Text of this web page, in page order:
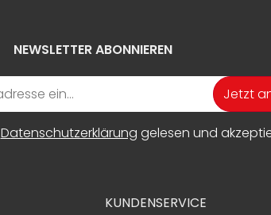
NEWSLETTER ABONNIEREN
Jetzt
Datenschutzerklärung gelesen und
KUNDENSERVICE